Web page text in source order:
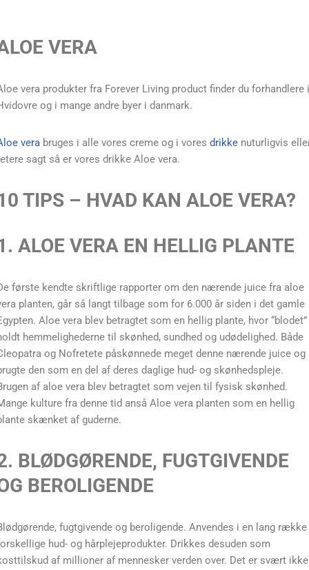
VERA
vera produkter fra Forever Living product finder du forhandlere i
og i mange andre byer i danmark.
vera bruges i alle vores creme og i vores drikke nuturligvis
sagt så er vores drikke Aloe vera.
TIPS – HVAD KAN ALOE VERA?
ALOE VERA EN HELLIG PLANTE
første kendte skriftlige rapporter om den nærende juice fra aloe
planten, går så langt tilbage som for 6.000 år siden i det gamle
Aloe vera blev betragtet som en hellig plante, hvor “blodet”
hemmelighederne til skønhed, sundhed og udødelighed. Både
og Nofretete påskønnede meget denne nærende juice og
den som en del af deres daglige hud- og skønhedspleje.
af ​​aloe vera blev betragtet som vejen til fysisk skønhed.
kulture fra denne tid anså Aloe vera planten som en hellig
skænket af guderne.
BLØDGØRENDE, FUGTGIVENDE
BEROLIGENDE
fugtgivende og beroligende. Anvendes i en lang række
hud- og hårplejeprodukter. Drikkes desuden som
af millioner af mennesker verden over. Det er svært ikke